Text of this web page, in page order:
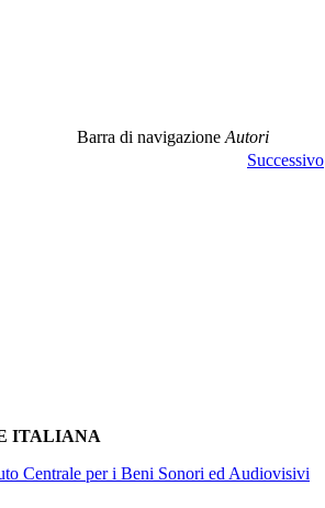
Barra di navigazioneAutori
Successivo
ITALIANA
Centrale per i Beni Sonori ed Audiovisivi